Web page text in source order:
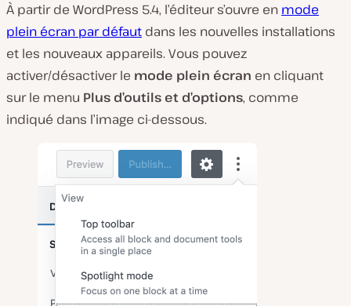
À partir de WordPress 5.4, l’éditeur s’ouvre en mode
plein écran par défaut dans les nouvelles installations
et les nouveaux appareils. Vous pouvez
activer/désactiver le mode plein écran en cliquant
sur le menu Plus d’outils et d’options, comme
indiqué dans l’image ci-dessous.